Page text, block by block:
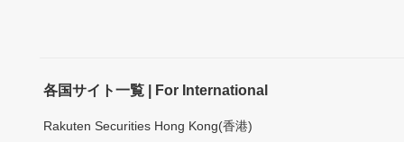
各国サイト一覧 | For International
Rakuten Securities Hong Kong(香港)